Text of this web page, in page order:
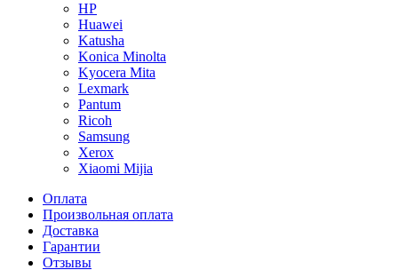
HP
Huawei
Katusha
Konica Minolta
Kyocera Mita
Lexmark
Pantum
Ricoh
Samsung
Xerox
Xiaomi Mijia
Оплата
Произвольная оплата
Доставка
Гарантии
Отзывы